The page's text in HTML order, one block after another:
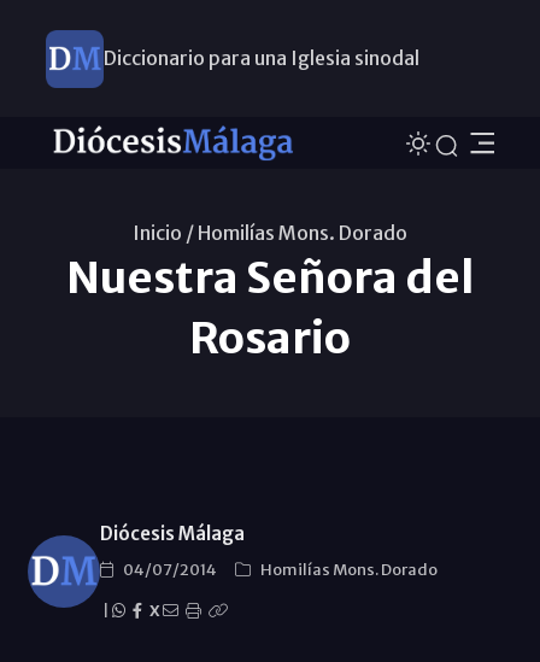
Diccionario para una Iglesia sinodal
Nuevos nombramientos
Inicio / Homilías Mons. Dorado
Nuestra Señora del
Rosario
Diócesis Málaga
04/07/2014
Homilías Mons. Dorado
X